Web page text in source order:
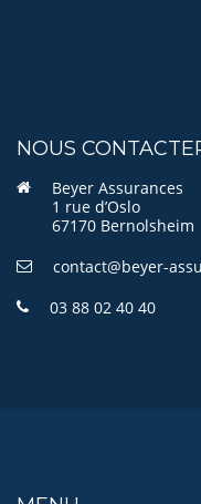
NOUS
Beyer Assurances
1 rue d’Oslo
67170 Bernolsheim
contact@beyer-
03 88 02 40 40